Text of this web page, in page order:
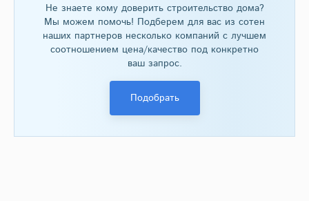
Не знаете кому доверить строительство дома?
Мы можем помочь! Подберем для вас из сотен
наших партнеров несколько компаний с лучшем
соотношением цена/качество под конкретно
ваш запрос.
Подобрать